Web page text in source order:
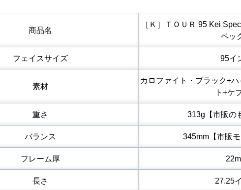
商品名
［Ｋ］ＴＯＵＲ 95 Kei
ペッ
フェイスサイズ 95イ
素材
カロファイト・ブラック+
ト+ケ
重さ 313g【市販の
バランス 345mm【市販モ
フレーム厚
長さ 27.25